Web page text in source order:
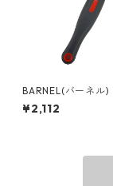
BARNEL(バーネル)
モンドシャープナ
ARP
¥2,112